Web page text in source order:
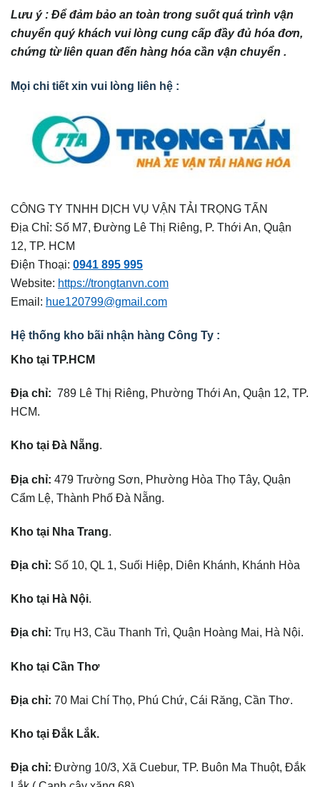
Lưu ý : Để đảm bảo an toàn trong suốt quá trình vận
chuyển quý khách vui lòng cung cấp đầy đủ hóa đơn,
chứng từ liên quan đến hàng hóa cần vận chuyển .
Mọi chi tiết xin vui lòng liên hệ :
CÔNG TY TNHH DỊCH VỤ VẬN TẢI TRỌNG TẤN
Địa Chỉ: Số M7, Đường Lê Thị Riêng, P. Thới An, Quận
12, TP. HCM
Điện Thoại: 0941 895 995
Website: https://trongtanvn.com
Email: hue120799@gmail.com
Hệ thống kho bãi nhận hàng Công Ty :
Kho tại TP.HCM
Địa chỉ: 789 Lê Thị Riêng, Phường Thới An, Quận 12, TP.
HCM.
Kho tại Đà Nẵng.
Địa chỉ: 479 Trường Sơn, Phường Hòa Thọ Tây, Quận
Cẩm Lệ, Thành Phố Đà Nẵng.
Kho tại Nha Trang.
Địa chỉ: Số 10, QL 1, Suối Hiệp, Diên Khánh, Khánh Hòa
Kho tại Hà Nội.
Địa chỉ: Trụ H3, Cầu Thanh Trì, Quận Hoàng Mai, Hà Nội.
Kho tại Cần Thơ
Địa chỉ: 70 Mai Chí Thọ, Phú Chứ, Cái Răng, Cần Thơ.
Kho tại Đắk Lắk.
Địa chỉ: Đường 10/3, Xã Cuebur, TP. Buôn Ma Thuột, Đắk